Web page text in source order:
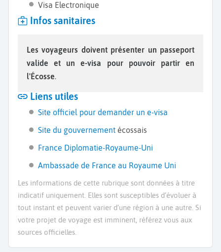
Visa Electronique
Infos sanitaires
Les voyageurs doivent présenter un passeport
valide et un e-visa pour pouvoir partir en
l'Écosse.
Liens utiles
Site officiel pour demander un e-visa
Site du gouvernement écossais
France Diplomatie-Royaume-Uni
Ambassade de France au Royaume Uni
Les informations de cette rubrique sont données à titre
indicatif uniquement. Elles sont susceptibles d’évoluer à
tout instant et peuvent varier d’une région à une autre. Si
votre projet de voyage est imminent, référez vous aux
sources officielles.